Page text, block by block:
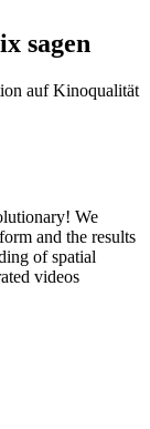
sagen
auf Kinoqualität
We
and the results
of spatial
videos